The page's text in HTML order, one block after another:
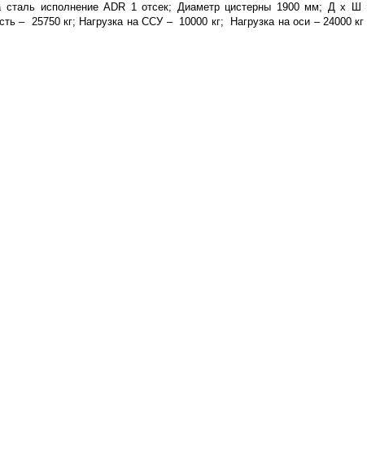
исполнение ADR 1 отсек; Диаметр цистерны 1900 мм; Д х Ш
– 25750 кг; Нагрузка на ССУ – 10000 кг; Нагрузка на оси – 24000